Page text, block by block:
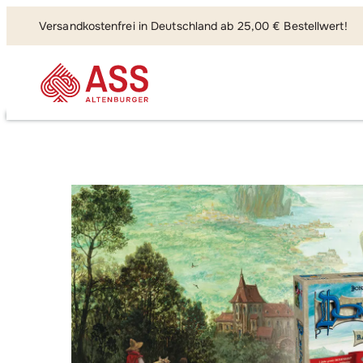
Versandkostenfrei in Deutschland ab 25,00 € Bestellwert!